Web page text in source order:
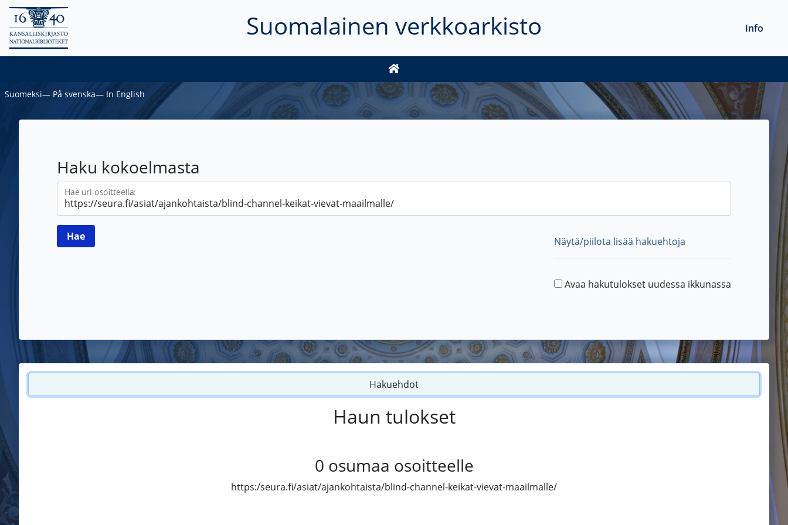
Suomalainen verkkoarkisto Info
Suomeksi― På svenska― In English
Haku kokoelmasta
Hae url-osoitteella:
Näytä/piilota lisää hakuehtoja
Avaa hakutulokset uudessa ikkunassa
Hakuehdot
Haun tulokset
0 osumaa osoitteelle
https:/seura.fi/asiat/ajankohtaista/blind-channel-keikat-vievat-maailmalle/